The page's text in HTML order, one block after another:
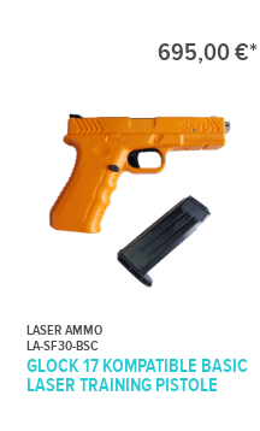
695,00 €*
LASER AMMO
LA-SF30-BSC
GLOCK 17 KOMPATIBLE BASIC
LASER TRAINING PISTOLE